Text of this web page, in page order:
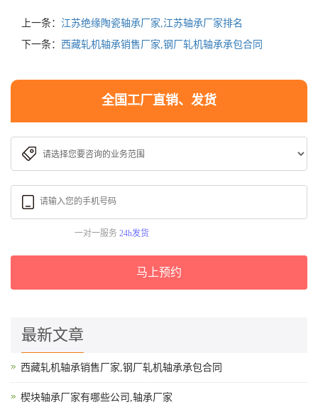
上一条： 江苏绝缘陶瓷轴承厂家,江苏轴承厂家排名
下一条： 西藏轧机轴承销售厂家,钢厂轧机轴承承包合同
全国工厂直销、发货
一对一服务 24h发货
马上预约
最新文章
西藏轧机轴承销售厂家,钢厂轧机轴承承包合同
楔块轴承厂家有哪些公司,轴承厂家